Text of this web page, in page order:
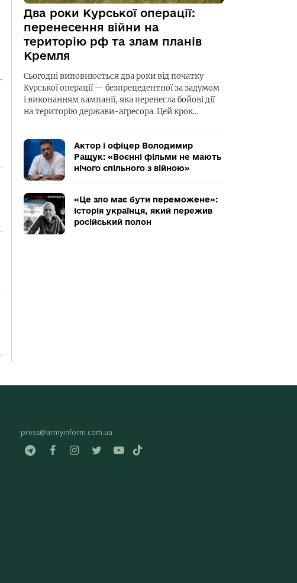
Два роки Курської операції:
перенесення війни на
територію рф та злам планів
Кремля
Сьогодні виповнюється два роки від початку
Курської операції — безпрецедентної за задумом
і виконанням кампанії, яка перенесла бойові дії
на територію держави-агресора. Цей крок…
Актор і офіцер Володимир
Ращук: «Воєнні фільми не мають
нічого спільного з війною»
«Це зло має бути переможене»:
історія українця, який пережив
російський полон
press@armyinform.com.ua